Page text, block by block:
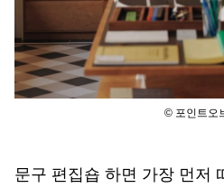
© 포인트오
문구 편집숍 하면 가장 먼저